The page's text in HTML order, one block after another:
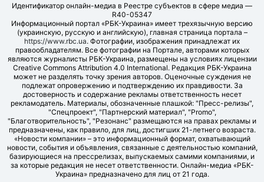
Идентификатор онлайн-медиа в Реестре субъектов в сфере медиа —
R40-05347
Информационный портал «РБК-Украина» имеет трехязычную версию
(украинскую, русскую и английскую), главная страница портала –
https://www.rbc.ua. Фотографии, изображения принадлежат их
правообладателям. Все фотографии на Портале, авторами которых
являются журналисты РБК-Украина, размещены на условиях лицензии
Creative Commons Attribution 4.0 International. Редакция РБК-Украина
может не разделять точку зрения авторов. Оценочные суждения не
подлежат опровержению и подтверждению их правдивости. За
достоверность и содержание рекламы ответственность несет
рекламодатель. Материалы, обозначенные плашкой: "Пресс-релизы",
"Спецпроект", "Партнерский материал", "Promo",
"Благотворительность", "Резонанс" размещаются на правах рекламы и
предназначены, как правило, для лиц, достигших 21-летнего возраста.
«Новости компании» – это информационный формат, охватывающий
новости, события и объявления, связанные с деятельностью компаний,
базирующиеся на прессрелизах, выпускаемых самими компаниями, и
за которые редакция не несет ответственности. Онлайн-медиа «РБК-
Украина» предназначено для лиц от 21 года.